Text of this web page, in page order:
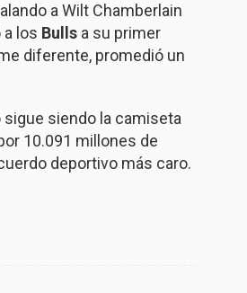
a Wilt Chamberlain
los Bulls a su primer
diferente, promedió un
sigue siendo la camiseta
10.091 millones de
deportivo más caro.